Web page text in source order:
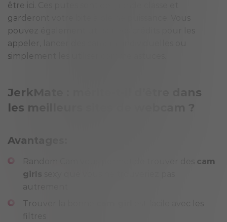
être ici. Ces putes sont de grande classe et
garderont votre bite à pleine puissance. Vous
pouvez également utiliser vos crédits pour les
appeler, lancer des caméras individuelles ou
simplement les utiliser comme astuces.
JerkMate : mérite-t-il d’être dans
les meilleurs sites de webcam ?
Avantages:
Random Cam vous permet de trouver des cam
girls
autrement
Trouver la bonne
est facile avec les
filtres